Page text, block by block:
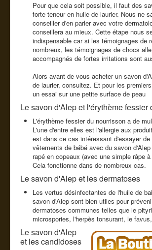
Pour que cela soit possible, il faut des
forte teneur en huile de laurier. Nous ne
conseiller d'en parler avec votre
conseillera au mieux. Cette étape nous
indispensable car si les témoignages de
nombreux, les témoignages de chocs
accompagnés de fortes irritations sont
Alors avant de vous acheter un savon
de laurier, consultez. Et pour les
un essai sur une petite surface de peau
Le savon d'Alep et l'érythème fessier
L'érythème fessier du nourrisson a de
L'une d'entre elles est l'allergie aux
est dans ce cas intéressant d'essayer de
vêtements de bébé avec du savon
rapé en copeaux (avec une simple râpe
Cela fonctionne dans de nombreux cas.
Le savon d'Alep et les dermatoses
Les vertus désinfectantes de l'huile de
savon d'Alep sont bien utiles pour
dermatoses communes telles que le
microspories, l'herpès tonsurant, le
Le savon d'Alep
et les candidoses